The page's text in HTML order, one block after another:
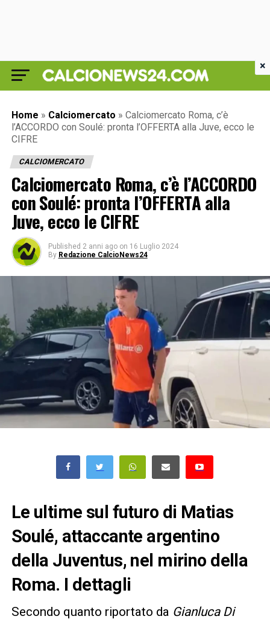
Home » Calciomercato » Calciomercato Roma, c’è
l’ACCORDO con Soulé: pronta l’OFFERTA alla Juve, ecco le
CIFRE
CALCIOMERCATO
Calciomercato Roma, c’è l’ACCORDO
con Soulé: pronta l’OFFERTA alla
Juve, ecco le CIFRE
Published 2 anni ago on 16 Luglio 2024
By Redazione CalcioNews24
Le ultime sul futuro di Matias
Soulé, attaccante argentino
della Juventus, nel mirino della
Roma. I dettagli
Secondo quanto riportato da Gianluca Di
×